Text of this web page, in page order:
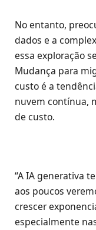
No entanto,
dados e a
essa exploração
Mudança para
custo é a
nuvem contínua,
de custo.
“A IA generativa
aos poucos
crescer
especialmente